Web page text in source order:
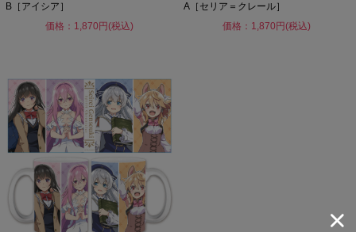
B［アイシア］
価格：1,870円(税込)
A［セリア＝クレール］
価格：1,870円(税込)